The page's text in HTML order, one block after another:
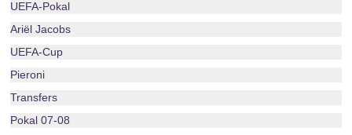
UEFA-Pokal
Ariël Jacobs
UEFA-Cup
Pieroni
Transfers
Pokal 07-08